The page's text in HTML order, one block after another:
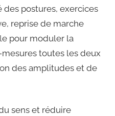
postures, exercices
reprise de marche
pour moduler la
toutes les deux
des amplitudes et de
sens et réduire